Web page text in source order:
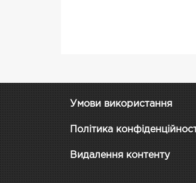
Умови використання
Політика
Видалення контенту